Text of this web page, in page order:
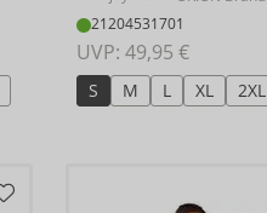
21204531701
UVP: 49,95 €
S M L XL 2XL